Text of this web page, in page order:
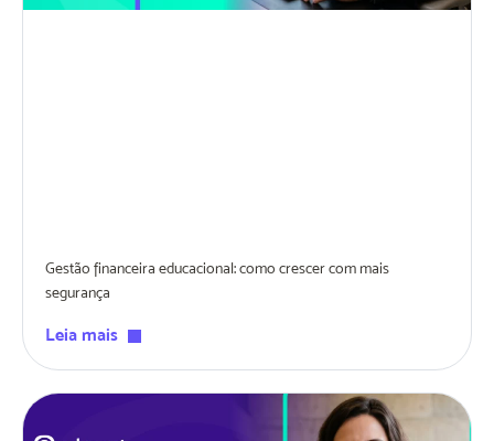
Gestão financeira educacional: como crescer com mais
segurança
Leia mais